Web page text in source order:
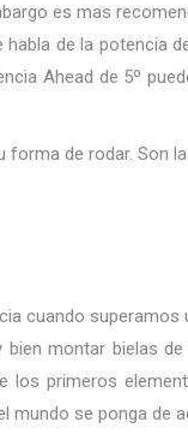
es mas
de la potencia
Ahead de 5º
de rodar. Son
cuando superamos
montar bielas
los primeros
mundo se ponga de